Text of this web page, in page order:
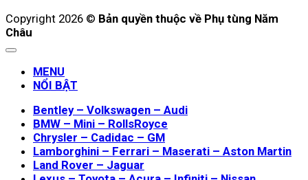
Copyright 2026 © Bản quyền thuộc về Phụ tùng Năm
Châu
MENU
NỔI BẬT
Bentley – Volkswagen – Audi
BMW – Mini – RollsRoyce
Chrysler – Cadidac – GM
Lamborghini – Ferrari – Maserati – Aston Martin
Land Rover – Jaguar